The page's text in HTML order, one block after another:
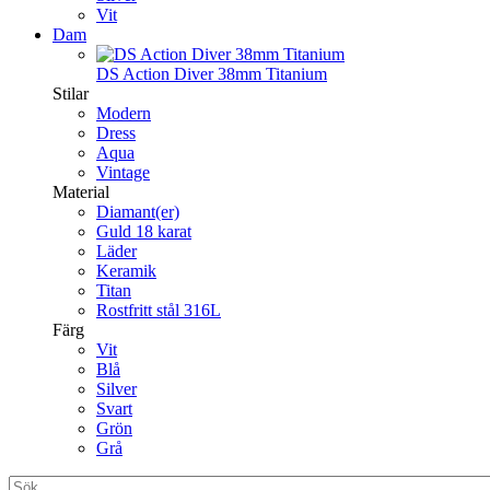
Vit
Dam
DS Action Diver 38mm Titanium
Stilar
Modern
Dress
Aqua
Vintage
Material
Diamant(er)
Guld 18 karat
Läder
Keramik
Titan
Rostfritt stål 316L
Färg
Vit
Blå
Silver
Svart
Grön
Grå